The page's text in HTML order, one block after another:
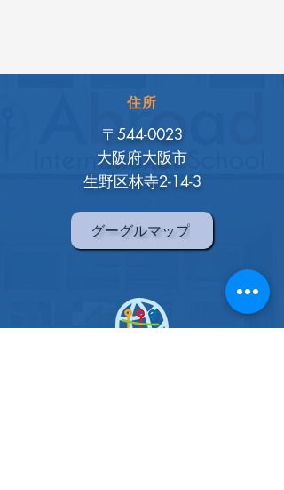
住所
〒544-0023
大阪府大阪市
生野区林寺2-14-3
グーグルマップ